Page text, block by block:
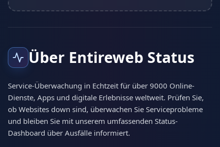
Über Entireweb Status
Service-Überwachung in Echtzeit für über 9000 Online-
Dienste, Apps und digitale Erlebnisse weltweit. Prüfen Sie,
ob Websites down sind, überwachen Sie Serviceprobleme
und bleiben Sie mit unserem umfassenden Status-
Dashboard über Ausfälle informiert.